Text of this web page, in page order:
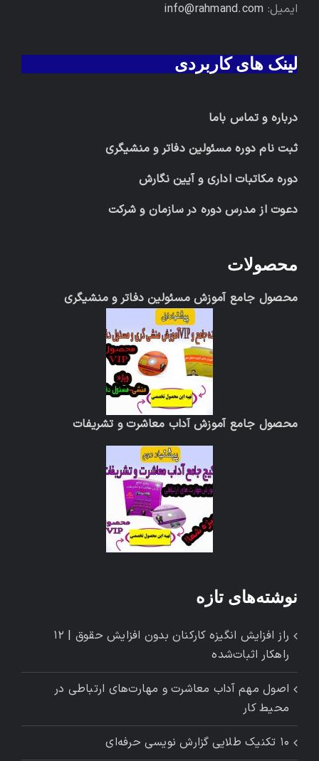
ایمیل: info@rahmand.com
لینک های کاربردی
درباره و تماس باما
ثبت نام دوره مسئولین دفاتر و منشیگری
دوره مکاتبات اداری و آیین نگارش
دعوت از مدرس دوره در سازمان و شرکت
محصولات
محصول جامع آموزش مسئولین دفاتر و منشیگری
محصول جامع آموزش آداب معاشرت و تشریفات
نوشته‌های تازه
راز افزایش انگیزه کارکنان بدون افزایش حقوق | ۱۲
راهکار اثبات‌شده
اصول مهم آداب معاشرت و مهارت‌های ارتباطی در
محیط کار
۱۰ تکنیک طلایی گزارش ‌نویسی حرفه‌ای